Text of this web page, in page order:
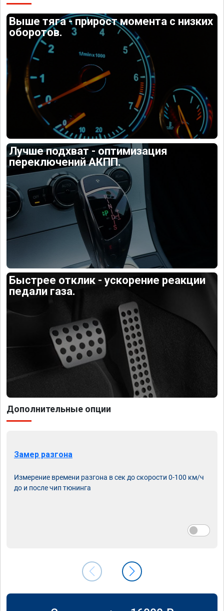
Выше тяга - прирост момента с низких
оборотов.
Лучше подхват - оптимизация
переключений АКПП.
Быстрее отклик - ускорение реакции
педали газа.
Дополнительные опции
Замер разгона
Измерение времени разгона в сек до скорости 0-100 км/ч
до и после чип тюнинга